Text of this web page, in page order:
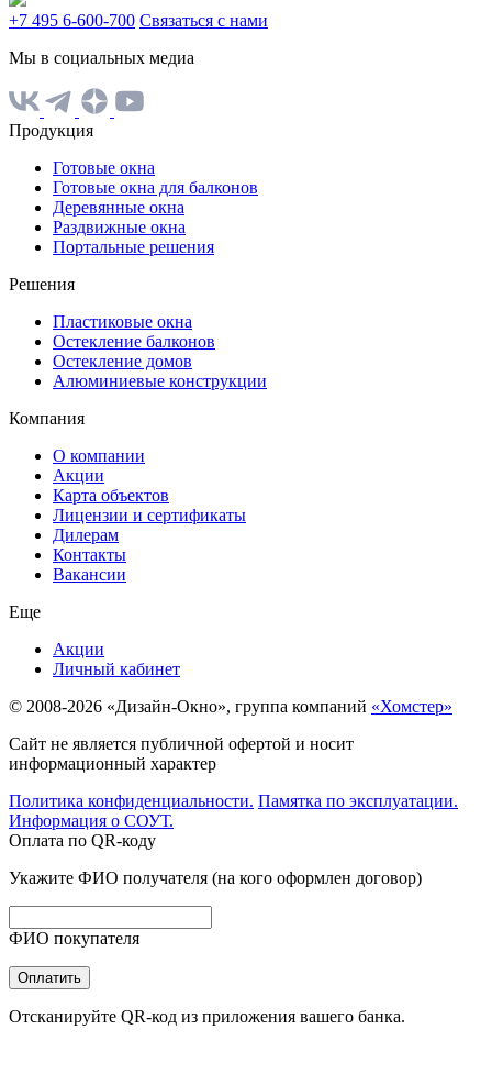
+7 495 6-600-700 Связаться с нами
Мы в социальных медиа
Продукция
Готовые окна
Готовые окна для балконов
Деревянные окна
Раздвижные окна
Портальные решения
Решения
Пластиковые окна
Остекление балконов
Остекление домов
Алюминиевые конструкции
Компания
О компании
Акции
Карта объектов
Лицензии и сертификаты
Дилерам
Контакты
Вакансии
Еще
Акции
Личный кабинет
© 2008-2026 «Дизайн-Окно», группа компаний «Хомстер»
Сайт не является публичной офертой и носит
информационный характер
Политика конфиденциальности. Памятка по эксплуатации.
Информация о СОУТ.
Оплата по QR-коду
Укажите ФИО получателя (на кого оформлен договор)
ФИО покупателя
Оплатить
Отсканируйте QR-код из приложения вашего банка.